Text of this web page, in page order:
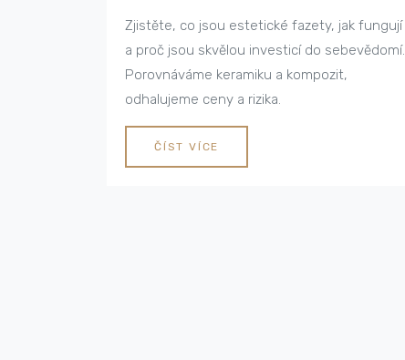
Zjistěte, co jsou estetické fazety, jak fungují
a proč jsou skvělou investicí do sebevědomí.
Porovnáváme keramiku a kompozit,
odhalujeme ceny a rizika.
ČÍST VÍCE